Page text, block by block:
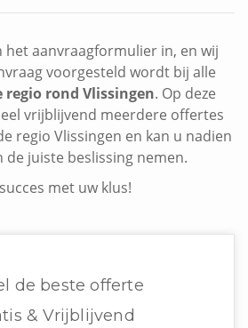
het aanvraagformulier in, en wij
voorgesteld wordt bij alle
rond Vlissingen. Op deze
vrijblijvend meerdere offertes
regio Vlissingen en kan u nadien
de juiste beslissing nemen.
met uw klus!
de beste offerte
& Vrijblijvend